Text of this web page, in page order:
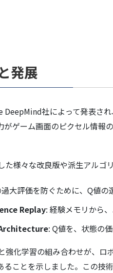
発展
DeepMind社によって発表さ
がゲーム画面のピクセル情報
た様々な改良版や派生アルゴ
大評価を防ぐために、Q値の
Replay: 経験メモリから
: Q値を、状態の
強化学習の組み合わせが、
ことを示しました。この技